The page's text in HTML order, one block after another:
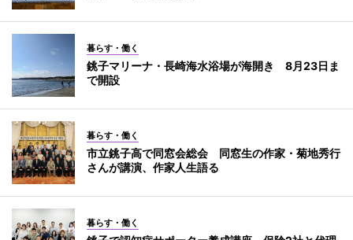
暮らす・働く
銚子マリーナ・長崎海水浴場が海開き 8月23日ま
で開設
暮らす・働く
市立銚子高で同窓会総会 同窓生の作家・菊地秀行
さんが講演、作家人生語る
暮らす・働く